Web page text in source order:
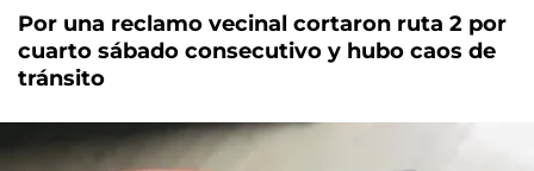
Por una reclamo vecinal cortaron ruta 2 por
cuarto sábado consecutivo y hubo caos de
tránsito